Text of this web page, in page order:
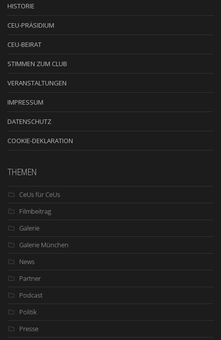
HISTORIE
CEU-PRÄSIDIUM
CEU-BEIRAT
STIMMEN ZUM CLUB
VERANSTALTUNGEN
IMPRESSUM
DATENSCHUTZ
COOKIE-DEKLARATION
THEMEN
CeUs für CeUs
Filmbeitrag
Galerie
Galerie München
News
Partner
Podcast
Politik
Presse